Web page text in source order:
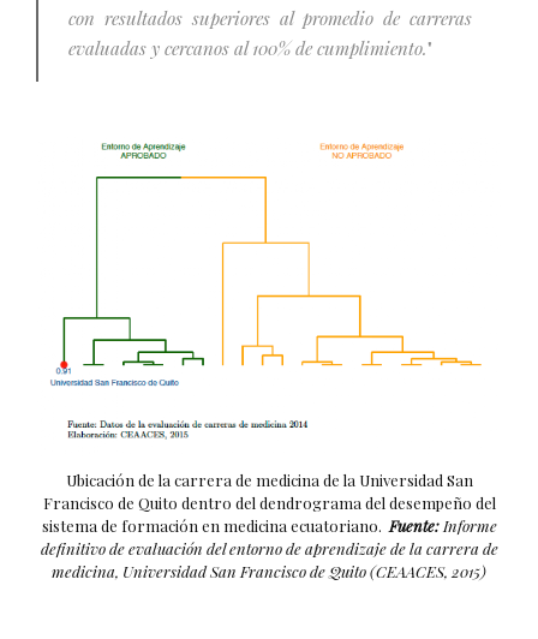
con resultados superiores al promedio de carreras
evaluadas y cercanos al 100% de cumplimiento."
Ubicación de la carrera de medicina de la Universidad San
Francisco de Quito dentro del dendrograma del desempeño del
sistema de formación en medicina ecuatoriano. Fuente:Informe
definitivo de evaluación del entorno de aprendizaje de la carrera de
medicina, Universidad San Francisco de Quito (CEAACES, 2015)